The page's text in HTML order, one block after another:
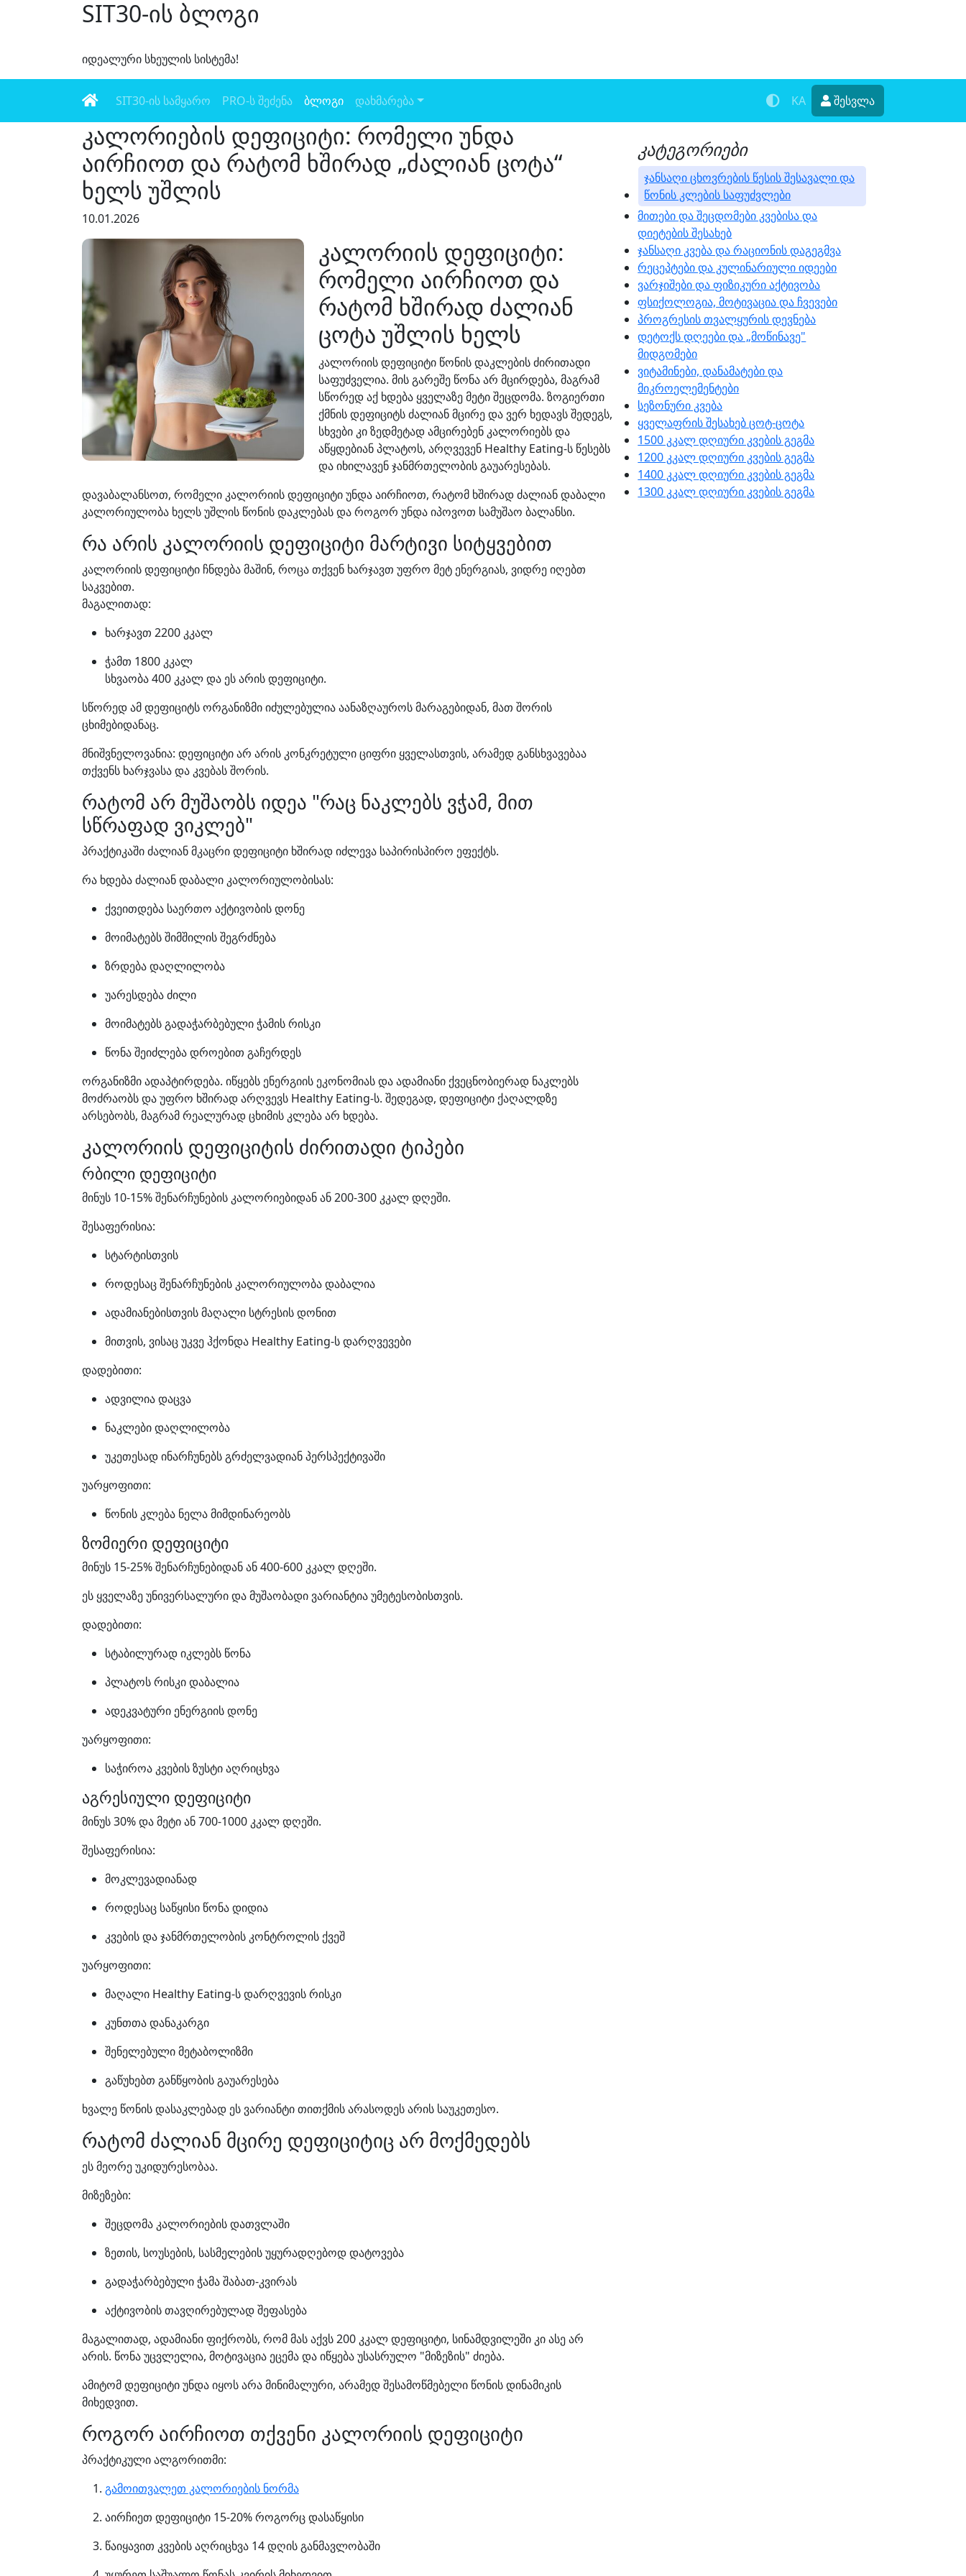
SIT30-ის ბლოგი
იდეალური სხეულის სისტემა!
SIT30-ის სამყარო PRO-ს შეძენა ბლოგი დახმარება KA შესვლა
კალორიების დეფიციტი: რომელი უნდა
აირჩიოთ და რატომ ხშირად „ძალიან ცოტა“
ხელს უშლის
10.01.2026
კალორიის დეფიციტი:
რომელი აირჩიოთ და
რატომ ხშირად ძალიან
ცოტა უშლის ხელს
კალორიის დეფიციტი წონის დაკლების ძირითადი
საფუძველია. მის გარეშე წონა არ მცირდება, მაგრამ
სწორედ აქ ხდება ყველაზე მეტი შეცდომა. ზოგიერთი
ქმნის დეფიციტს ძალიან მცირე და ვერ ხედავს შედეგს,
სხვები კი ზედმეტად ამცირებენ კალორიებს და
აწყდებიან პლატოს, არღვევენ Healthy Eating-ს წესებს
და იხილავენ ჯანმრთელობის გაუარესებას.
დავაბალანსოთ, რომელი კალორიის დეფიციტი უნდა აირჩიოთ, რატომ ხშირად ძალიან დაბალი
კალორიულობა ხელს უშლის წონის დაკლებას და როგორ უნდა იპოვოთ სამუშაო ბალანსი.
რა არის კალორიის დეფიციტი მარტივი სიტყვებით
კალორიის დეფიციტი ჩნდება მაშინ, როცა თქვენ ხარჯავთ უფრო მეტ ენერგიას, ვიდრე იღებთ
საკვებით.
მაგალითად:
ხარჯავთ 2200 კკალ
ჭამთ 1800 კკალ
სხვაობა 400 კკალ და ეს არის დეფიციტი.
სწორედ ამ დეფიციტს ორგანიზმი იძულებულია აანაზღაუროს მარაგებიდან, მათ შორის
ცხიმებიდანაც.
მნიშვნელოვანია: დეფიციტი არ არის კონკრეტული ციფრი ყველასთვის, არამედ განსხვავებაა
თქვენს ხარჯვასა და კვებას შორის.
რატომ არ მუშაობს იდეა "რაც ნაკლებს ვჭამ, მით
სწრაფად ვიკლებ"
პრაქტიკაში ძალიან მკაცრი დეფიციტი ხშირად იძლევა საპირისპირო ეფექტს.
რა ხდება ძალიან დაბალი კალორიულობისას:
ქვეითდება საერთო აქტივობის დონე
მოიმატებს შიმშილის შეგრძნება
ზრდება დაღლილობა
უარესდება ძილი
მოიმატებს გადაჭარბებული ჭამის რისკი
წონა შეიძლება დროებით გაჩერდეს
ორგანიზმი ადაპტირდება. იწყებს ენერგიის ეკონომიას და ადამიანი ქვეცნობიერად ნაკლებს
მოძრაობს და უფრო ხშირად არღვევს Healthy Eating-ს. შედეგად, დეფიციტი ქაღალდზე
არსებობს, მაგრამ რეალურად ცხიმის კლება არ ხდება.
კალორიის დეფიციტის ძირითადი ტიპები
რბილი დეფიციტი
მინუს 10-15% შენარჩუნების კალორიებიდან ან 200-300 კკალ დღეში.
შესაფერისია:
სტარტისთვის
როდესაც შენარჩუნების კალორიულობა დაბალია
ადამიანებისთვის მაღალი სტრესის დონით
მითვის, ვისაც უკვე ჰქონდა Healthy Eating-ს დარღვევები
დადებითი:
ადვილია დაცვა
ნაკლები დაღლილობა
უკეთესად ინარჩუნებს გრძელვადიან პერსპექტივაში
უარყოფითი:
წონის კლება ნელა მიმდინარეობს
ზომიერი დეფიციტი
მინუს 15-25% შენარჩუნებიდან ან 400-600 კკალ დღეში.
ეს ყველაზე უნივერსალური და მუშაობადი ვარიანტია უმეტესობისთვის.
დადებითი:
სტაბილურად იკლებს წონა
პლატოს რისკი დაბალია
ადეკვატური ენერგიის დონე
უარყოფითი:
საჭიროა კვების ზუსტი აღრიცხვა
აგრესიული დეფიციტი
მინუს 30% და მეტი ან 700-1000 კკალ დღეში.
შესაფერისია:
მოკლევადიანად
როდესაც საწყისი წონა დიდია
კვების და ჯანმრთელობის კონტროლის ქვეშ
უარყოფითი:
მაღალი Healthy Eating-ს დარღვევის რისკი
კუნთთა დანაკარგი
შენელებული მეტაბოლიზმი
გაწუხებთ განწყობის გაუარესება
ხვალე წონის დასაკლებად ეს ვარიანტი თითქმის არასოდეს არის საუკეთესო.
რატომ ძალიან მცირე დეფიციტიც არ მოქმედებს
ეს მეორე უკიდურესობაა.
მიზეზები:
შეცდომა კალორიების დათვლაში
ზეთის, სოუსების, სასმელების უყურადღებოდ დატოვება
გადაჭარბებული ჭამა შაბათ-კვირას
აქტივობის თავღირებულად შეფასება
მაგალითად, ადამიანი ფიქრობს, რომ მას აქვს 200 კკალ დეფიციტი, სინამდვილეში კი ასე არ
არის. წონა უცვლელია, მოტივაცია ეცემა და იწყება უსასრულო "მიზეზის" ძიება.
ამიტომ დეფიციტი უნდა იყოს არა მინიმალური, არამედ შესამოწმებელი წონის დინამიკის
მიხედვით.
როგორ აირჩიოთ თქვენი კალორიის დეფიციტი
პრაქტიკული ალგორითმი:
გამოითვალეთ კალორიების ნორმა
აირჩიეთ დეფიციტი 15-20% როგორც დასაწყისი
წაიყავით კვების აღრიცხვა 14 დღის განმავლობაში
კატეგორიები
ჯანსაღი ცხოვრების წესის შესავალი და
წონის კლების საფუძვლები
მითები და შეცდომები კვებისა და
დიეტების შესახებ
ჯანსაღი კვება და რაციონის დაგეგმვა
რეცეპტები და კულინარიული იდეები
ვარჯიშები და ფიზიკური აქტივობა
ფსიქოლოგია, მოტივაცია და ჩვევები
პროგრესის თვალყურის დევნება
დეტოქს დღეები და „მოწინავე"
მიდგომები
ვიტამინები, დანამატები და
მიკროელემენტები
სეზონური კვება
ყველაფრის შესახებ ცოტ-ცოტა
1500 კკალ დღიური კვების გეგმა
1200 კკალ დღიური კვების გეგმა
1400 კკალ დღიური კვების გეგმა
1300 კკალ დღიური კვების გეგმა